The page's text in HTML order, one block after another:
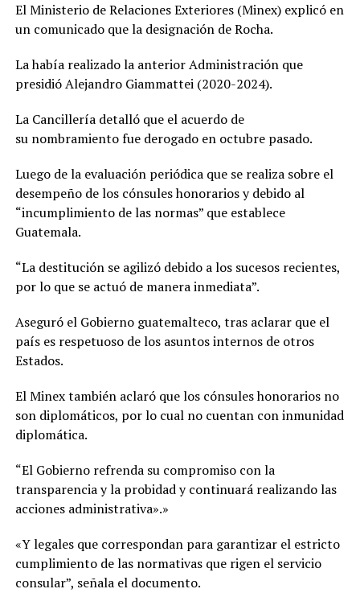
El Ministerio de Relaciones Exteriores (Minex) explicó en
un comunicado que la designación de Rocha.
La había realizado la anterior Administración que
presidió Alejandro Giammattei (2020-2024).
La Cancillería detalló que el acuerdo de
su nombramiento fue derogado en octubre pasado.
Luego de la evaluación periódica que se realiza sobre el
desempeño de los cónsules honorarios y debido al
“incumplimiento de las normas” que establece
Guatemala.
“La destitución se agilizó debido a los sucesos recientes,
por lo que se actuó de manera inmediata”.
Aseguró el Gobierno guatemalteco, tras aclarar que el
país es respetuoso de los asuntos internos de otros
Estados.
El Minex también aclaró que los cónsules honorarios no
son diplomáticos, por lo cual no cuentan con inmunidad
diplomática.
“El Gobierno refrenda su compromiso con la
transparencia y la probidad y continuará realizando las
acciones administrativa».»
«Y legales que correspondan para garantizar el estricto
cumplimiento de las normativas que rigen el servicio
consular”, señala el documento.